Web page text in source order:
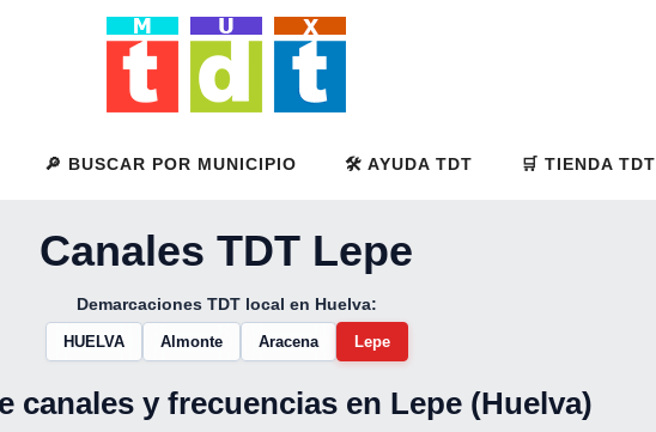
🔎 BUSCAR POR MUNICIPIO 🛠️ AYUDA TDT 🛒 TIENDA TDT
Canales TDT Lepe
Demarcaciones TDT local en Huelva:
HUELVA Almonte Aracena Lepe
canales y frecuencias en Lepe (Huelva)